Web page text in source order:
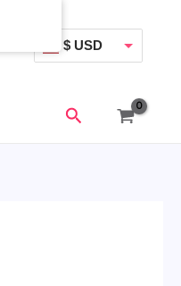
$ USD
Αναζήτηση